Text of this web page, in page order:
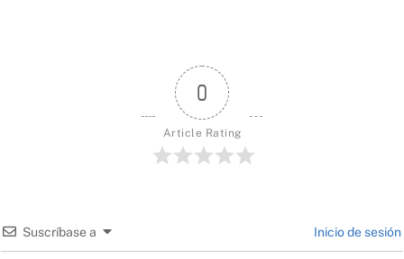
0
Article Rating
Suscríbase a Inicio de sesión